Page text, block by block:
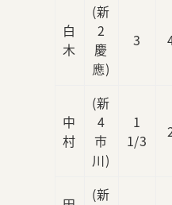
白
木
(新
2
慶
應)
3
中
村
(新
4
市
川)
1
1/3
(新